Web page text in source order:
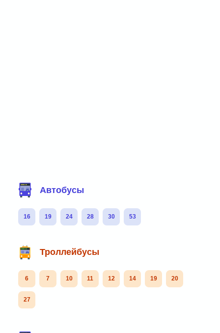
Автобусы
16 19 24 28 30 53
Троллейбусы
6 7 10 11 12 14 19 20
27